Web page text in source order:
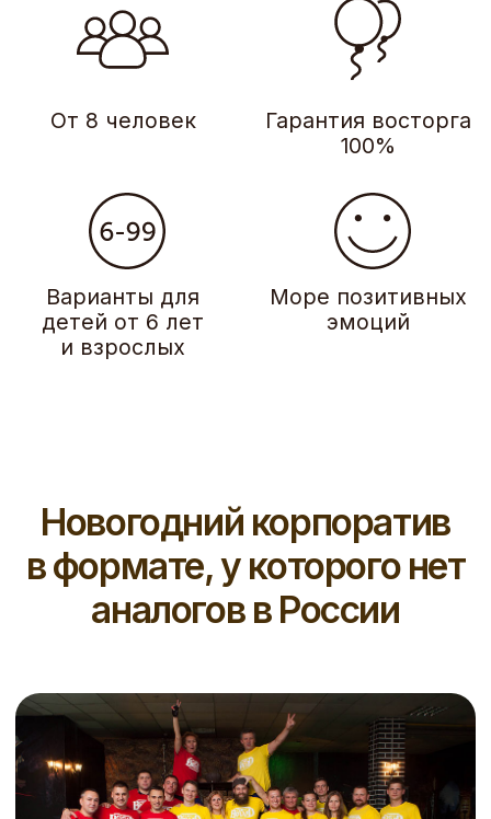
Новогодний корпоратив
в формате, у которого нет
аналогов в России
Огромная территория для
продуманные до мелочей
Почувствуйте себя героями любимого
приключенческого телешоу